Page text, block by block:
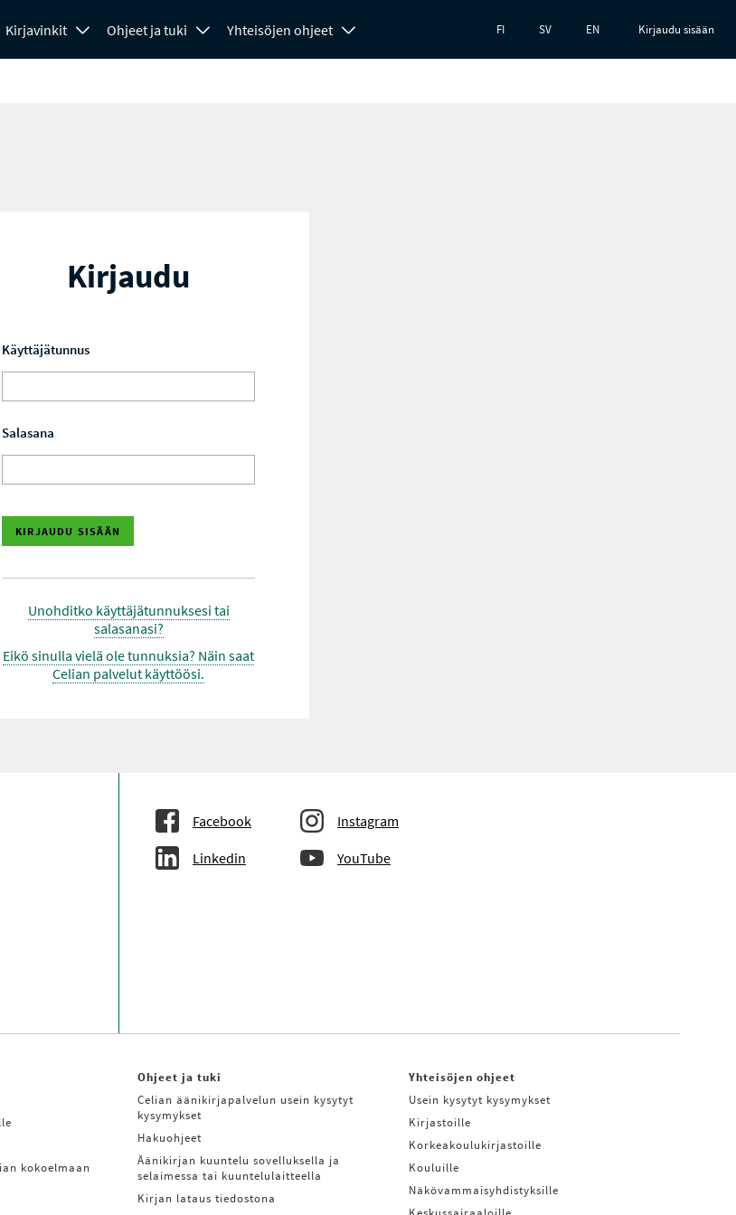
Kirjavinkit Ohjeet ja tuki Yhteisöjen ohjeet FI SV EN Kirjaudu sisään
Kirjaudu
Käyttäjätunnus
Salasana
Unohditko käyttäjätunnuksesi tai
salasanasi?
Eikö sinulla vielä ole tunnuksia? Näin saat
Celian palvelut käyttöösi.
Facebook Instagram
Linkedin YouTube
kokoelmaan
Ohjeet ja tuki
Celian äänikirjapalvelun usein kysytyt
kysymykset
Hakuohjeet
Äänikirjan kuuntelu sovelluksella ja
selaimessa tai kuuntelulaitteella
Kirjan lataus tiedostona
Yhteisöjen ohjeet
Usein kysytyt kysymykset
Kirjastoille
Korkeakoulukirjastoille
Kouluille
Näkövammaisyhdistyksille